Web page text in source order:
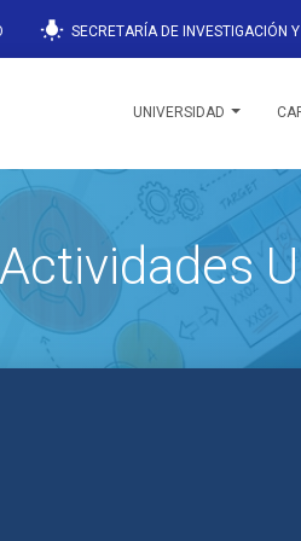
wb_incandescent SECRETARÍA DE INVESTIGACIÓN
UNIVERSIDAD
Actividades